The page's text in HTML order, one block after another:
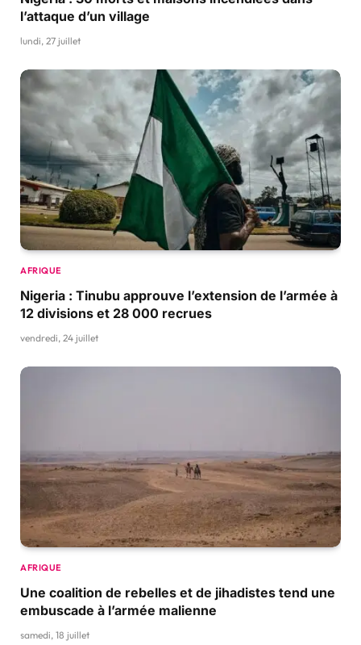
l’attaque d’un village
lundi, 27 juillet
AFRIQUE
Nigeria : Tinubu approuve l’extension de l’armée à
12 divisions et 28 000 recrues
vendredi, 24 juillet
AFRIQUE
Une coalition de rebelles et de jihadistes tend une
embuscade à l’armée malienne
samedi, 18 juillet